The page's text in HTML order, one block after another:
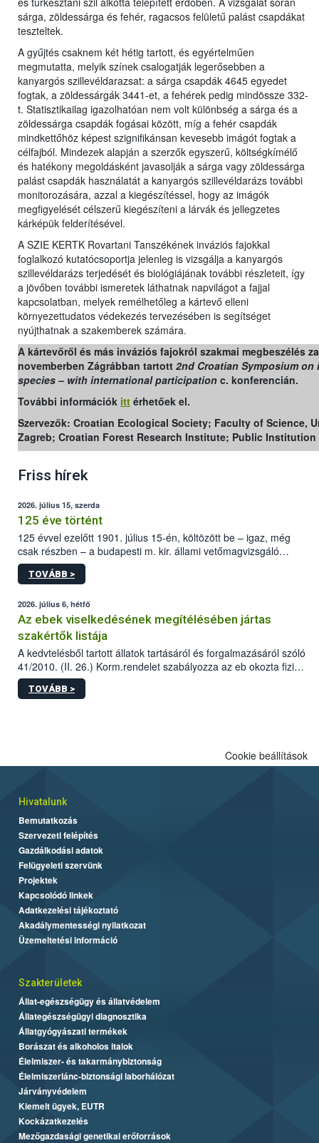
sárga, zöldessárga és fehér, ragacsos felületű palást csapdákat
teszteltek.
A gyűjtés csaknem két hétig tartott, és egyértelműen
megmutatta, melyik színek csalogatják legerősebben a
kanyargós szillevéldarazsat: a sárga csapdák 4645 egyedet
fogtak, a zöldessárgák 3441-et, a fehérek pedig mindössze 332-
t. Statisztikailag igazolhatóan nem volt különbség a sárga és a
zöldessárga csapdák fogásai között, míg a fehér csapdák
mindkettőhöz képest szignifikánsan kevesebb imágót fogtak a
célfajból. Mindezek alapján a szerzők egyszerű, költségkímélő
és hatékony megoldásként javasolják a sárga vagy zöldessárga
palást csapdák használatát a kanyargós szillevéldarázs további
monitorozására, azzal a kiegészítéssel, hogy az imágók
megfigyelését célszerű kiegészíteni a lárvák és jellegzetes
kárképük felderítésével.
A SZIE KERTK Rovartani Tanszékének inváziós fajokkal
foglalkozó kutatócsoportja jelenleg is vizsgálja a kanyargós
szillevéldarázs terjedését és biológiájának további részleteit, így
a jövőben további ismeretek láthatnak napvilágot a fajjal
kapcsolatban, melyek remélhetőleg a kártevő elleni
környezettudatos védekezés tervezésében is segítséget
nyújthatnak a szakemberek számára.
A kártevőről és más inváziós fajokról szakmai megbeszélés
novemberben Zágrábban tartott 2nd Croatian Symposium on
species – with international participation c. konferencián.
További információk itt érhetőek el.
Szervezők: Croatian Ecological Society; Faculty of Science,
Zagreb; Croatian Forest Research Institute; Public Institution
Friss hírek
2026. július 15, szerda
125 éve történt
125 évvel ezelőtt 1901. július 15-én, költözött be – igaz, még
csak részben – a budapesti m. kir. állami vetőmagvizsgáló
állomás a Kis Rókus utca 15. szám alatti, Czigler Győző által
tervezett új épületébe.
TOVÁBB >
2026. július 6, hétfő
Az ebek viselkedésének megítélésében jártas
szakértők listája
A kedvtelésből tartott állatok tartásáról és forgalmazásáról szóló
41/2010. (II. 26.) Korm.rendelet szabályozza az eb okozta fizikai
sérülés, illetve ennek veszélye keletkezésekor felmerülő
hatósági feladatokat, valamint a veszélyes eb tartását és annak
TOVÁBB >
Cookie beállítások
Hivatalunk
Bemutatkozás
Szervezeti felépítés
Gazdálkodási adatok
Felügyeleti szervünk
Projektek
Kapcsolódó linkek
Adatkezelési tájékoztató
Akadálymentességi nyilatkozat
Üzemeltetési információ
Szakterületek
Állat-egészségügy és állatvédelem
Állategészségügyi diagnosztika
Állatgyógyászati termékek
Borászat és alkoholos italok
Élelmiszer- és takarmánybiztonság
Élelmiszerlánc-biztonsági laborhálózat
Járványvédelem
Kiemelt ügyek, EUTR
Kockázatkezelés
Mezőgazdasági genetikai erőforrások